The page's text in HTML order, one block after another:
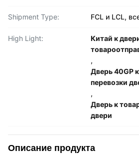
Shipment Type: FCL и LCL,
High Light:
Китай к
,
Дверь 40GP
перевозки
,
Дверь к
двери
Описание продукта